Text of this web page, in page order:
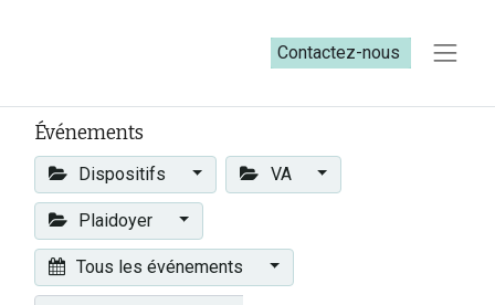
Contactez-nous​​
Événements
Dispositifs VA
Plaidoyer
Tous les événements